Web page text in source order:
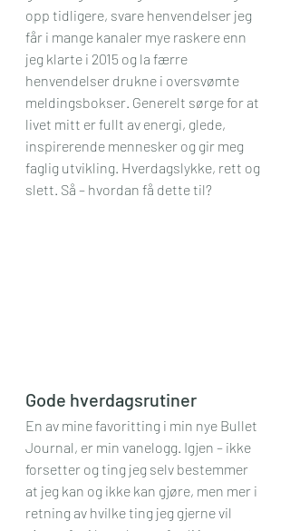
opp tidligere, svare henvendelser jeg
får i mange kanaler mye raskere enn
jeg klarte i 2015 og la færre
henvendelser drukne i oversvømte
meldingsbokser. Generelt sørge for at
livet mitt er fullt av energi, glede,
inspirerende mennesker og gir meg
faglig utvikling. Hverdagslykke, rett og
slett. Så – hvordan få dette til?
Gode hverdagsrutiner
En av mine favoritting i min nye Bullet
Journal, er min vanelogg. Igjen – ikke
forsetter og ting jeg selv bestemmer
at jeg kan og ikke kan gjøre, men mer i
retning av hvilke ting jeg gjerne vil